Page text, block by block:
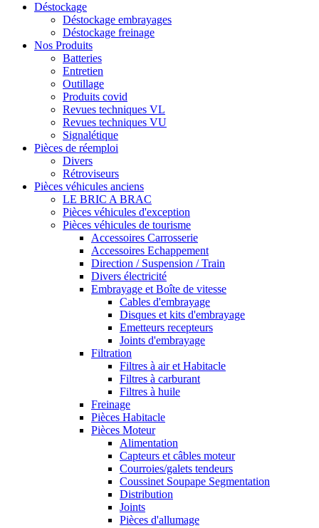
Déstockage
Déstockage embrayages
Déstockage freinage
Nos Produits
Batteries
Entretien
Outillage
Produits covid
Revues techniques VL
Revues techniques VU
Signalétique
Pièces de réemploi
Divers
Rétroviseurs
Pièces véhicules anciens
LE BRIC A BRAC
Pièces véhicules d'exception
Pièces véhicules de tourisme
Accessoires Carrosserie
Accessoires Echappement
Direction / Suspension / Train
Divers électricité
Embrayage et Boîte de vitesse
Cables d'embrayage
Disques et kits d'embrayage
Emetteurs recepteurs
Joints d'embrayage
Filtration
Filtres à air et Habitacle
Filtres à carburant
Filtres à huile
Freinage
Pièces Habitacle
Pièces Moteur
Alimentation
Capteurs et câbles moteur
Courroies/galets tendeurs
Coussinet Soupape Segmentation
Distribution
Joints
Pièces d'allumage